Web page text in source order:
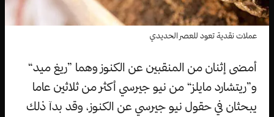
عملات نقدية تعود للعصر الحديدي
أمضى إثنان من المنقبين عن الكنوز وهما ”ريغ ميد“
و”ريتشارد مايلز“ من نيو جيرسي أكثر من ثلاثين عاما
يبحثان في حقول نيو جيرسي عن الكنوز، وقد بدآ ذلك